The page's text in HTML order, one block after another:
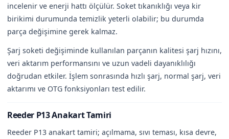
incelenir ve enerji hattı ölçülür. Soket tıkanıklığı veya kir
birikimi durumunda temizlik yeterli olabilir; bu durumda
parça değişimine gerek kalmaz.
Şarj soketi değişiminde kullanılan parçanın kalitesi şarj hızını,
veri aktarım performansını ve uzun vadeli dayanıklılığı
doğrudan etkiler. İşlem sonrasında hızlı şarj, normal şarj, veri
aktarımı ve OTG fonksiyonları test edilir.
Reeder P13 Anakart Tamiri
Reeder P13 anakart tamiri; açılmama, sıvı teması, kısa devre,